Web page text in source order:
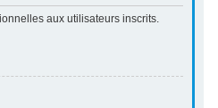
aux utilisateurs inscrits.